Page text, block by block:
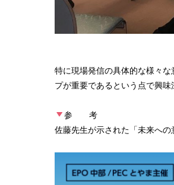
特に現場発信の具体的な様々
プが重要であるという点で興味
参 考
佐藤先生が示された「未来へ